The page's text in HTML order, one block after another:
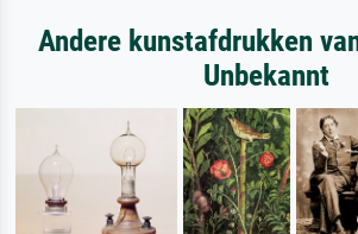
Andere kunstafdrukken
Unbekannt